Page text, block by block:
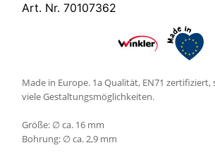
Art. Nr. 70107362
Made in Europe. 1a Qualität, EN71 zertifiziert,
viele Gestaltungsmöglichkeiten.
Größe: ∅ ca. 16 mm
Bohrung: ∅ ca. 2,9 mm